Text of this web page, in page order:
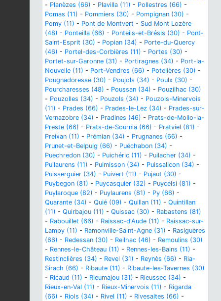
- Planèzes (66) - Plavilla (11) - Pollestres (66) -
Pomas (11) - Pommiers (30) - Pompignan (30) -
Pomy (11) - Pont de Montvert - Sud Mont Lozère
(48) - Ponteilla (66) - Ponteils-et-Brésis (30) - Pont-
Saint-Esprit (30) - Popian (34) - Porte-du-Quercy
(46) - Portel-des-Corbières (11) - Portes (30) -
Portet-sur-Garonne (31) - Portiragnes (34) - Port-la-
Nouvelle (11) - Port-Vendres (66) - Potelières (30) -
Pougnadoresse (30) - Poujols (34) - Poulx (30) -
Pourcharesses (48) - Poussan (34) - Pouzilhac (30)
- Pouzolles (34) - Pouzols (34) - Pouzols-Minervois
(11) - Prades (66) - Prades-le-Lez (34) - Prades-sur-
Vernazobre (34) - Pradines (46) - Prats-de-Mollo-la-
Preste (66) - Prats-de-Sournia (66) - Pratviel (81) -
Preixan (11) - Prémian (34) - Prugnanes (66) -
Prunet-et-Belpuig (66) - Puéchabon (34) -
Puechredon (30) - Puichéric (11) - Puilacher (34) -
Puilaurens (11) - Puimisson (34) - Puissalicon (34) -
Puisserguier (34) - Puivert (11) - Pujaut (30) -
Puybegon (81) - Puycasquier (32) - Puycelsi (81) -
Puylaroque (82) - Puylaurens (81) - Py (66) -
Quarante (34) - Quié (09) - Quillan (11) - Quintillan
(11) - Quirbajou (11) - Quissac (30) - Rabastens (81)
- Rabouillet (66) - Raissac-d'Aude (11) - Raissac-sur-
Lampy (11) - Ramonville-Saint-Agne (31) - Rasiguères
(66) - Redessan (30) - Reilhac (46) - Remoulins (30)
- Rennes-le-Château (11) - Rennes-les-Bains (11) -
Restinclières (34) - Revel (31) - Reynès (66) - Ria-
Sirach (66) - Ribaute (11) - Ribaute-les-Tavernes (30)
- Ricaud (11) - Rieumajou (31) - Rieussec (34) -
Rieux-en-Val (11) - Rieux-Minervois (11) - Rigarda
(66) - Riols (34) - Rivel (11) - Rivesaltes (66) -